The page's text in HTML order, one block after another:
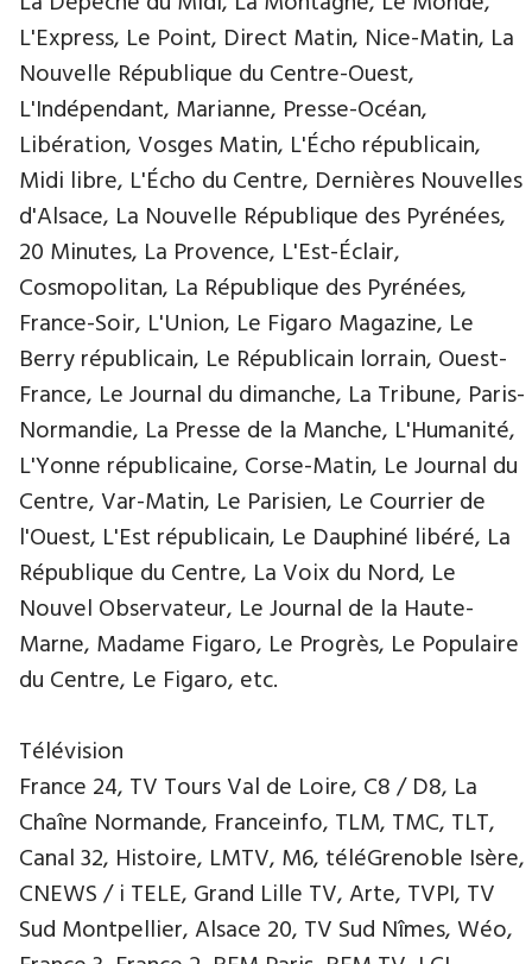
L'Express, Le Point, Direct Matin, Nice-Matin, La
Nouvelle République du Centre-Ouest,
L'Indépendant, Marianne, Presse-Océan,
Libération, Vosges Matin, L'Écho républicain,
Midi libre, L'Écho du Centre, Dernières Nouvelles
d'Alsace, La Nouvelle République des Pyrénées,
20 Minutes, La Provence, L'Est-Éclair,
Cosmopolitan, La République des Pyrénées,
France-Soir, L'Union, Le Figaro Magazine, Le
Berry républicain, Le Républicain lorrain, Ouest-
France, Le Journal du dimanche, La Tribune, Paris-
Normandie, La Presse de la Manche, L'Humanité,
L'Yonne républicaine, Corse-Matin, Le Journal du
Centre, Var-Matin, Le Parisien, Le Courrier de
l'Ouest, L'Est républicain, Le Dauphiné libéré, La
République du Centre, La Voix du Nord, Le
Nouvel Observateur, Le Journal de la Haute-
Marne, Madame Figaro, Le Progrès, Le Populaire
du Centre, Le Figaro, etc.
Télévision
France 24, TV Tours Val de Loire, C8 / D8, La
Chaîne Normande, Franceinfo, TLM, TMC, TLT,
Canal 32, Histoire, LMTV, M6, téléGrenoble Isère,
CNEWS / i TELE, Grand Lille TV, Arte, TVPI, TV
Sud Montpellier, Alsace 20, TV Sud Nîmes, Wéo,